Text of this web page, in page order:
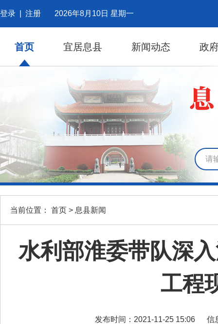
登录 注册 2026年8月10日 星期一
首页 宜居息县 新闻动态 政
当前位置： 首页 > 息县新闻
水利部淮委带队深
工程
发布时间：2021-11-25 15:06 信